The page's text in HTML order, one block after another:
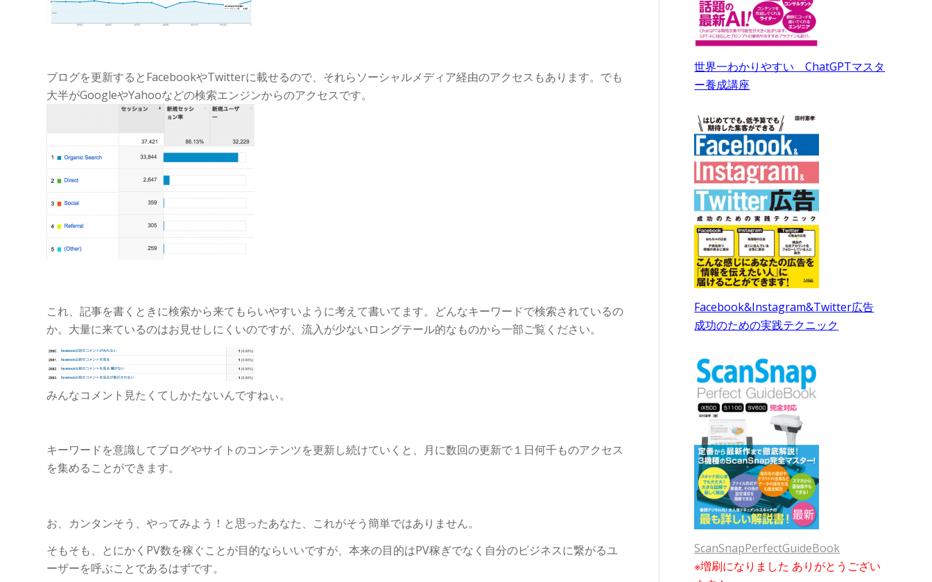
ブログを更新するとFacebookやTwitterに載せるので、それらソーシャルメディア経由のアクセスもあります。でも
大半がGoogleやYahooなどの検索エンジンからのアクセスです。
これ、記事を書くときに検索から来てもらいやすいように考えて書いてます。どんなキーワードで検索されているの
か。大量に来ているのはお見せしにくいのですが、流入が少ないロングテール的なものから一部ご覧ください。
みんなコメント見たくてしかたないんですねぃ。
キーワードを意識してブログやサイトのコンテンツを更新し続けていくと、月に数回の更新で１日何千ものアクセス
を集めることができます。
お、カンタンそう、やってみよう！と思ったあなた、これがそう簡単ではありません。
そもそも、とにかくPV数を稼ぐことが目的ならいいですが、本来の目的はPV稼ぎでなく自分のビジネスに繋がるユ
ーザーを呼ぶことであるはずです。
世界一わかりやすい ChatGPTマスタ
ー養成講座
Facebook&Instagram&Twitter広告
成功のための実践テクニック
ScanSnapPerfectGuideBook
※増刷になりました ありがとうござい